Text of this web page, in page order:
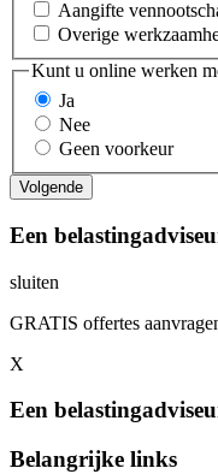
Aangifte
Overige
Kunt u online werken
Ja
Nee
Geen voorkeur
Een
sluiten
GRATIS offertes
X
Een
Belangrijke links